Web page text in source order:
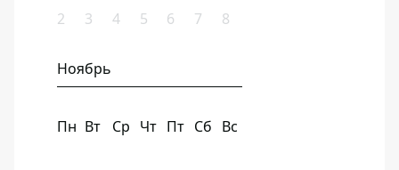
2 3 4 5 6 7 8
Ноябрь
Пн Вт Ср Чт Пт Сб Вс